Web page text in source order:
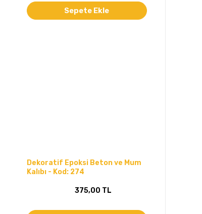
Sepete Ekle
Dekoratif Epoksi Beton ve Mum
Kalıbı - Kod: 274
375,00 TL